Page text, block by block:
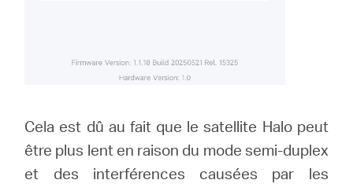
Cela est dû au fait que le satellite Halo peut
être plus lent en raison du mode semi-duplex
et des interférences causées par les